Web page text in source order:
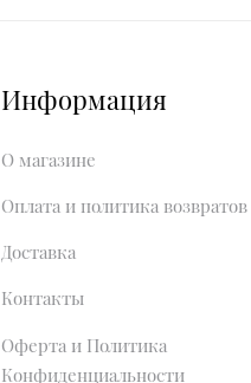
Информация
О магазине
Оплата и политика возвратов
Доставка
Контакты
Оферта и Политика
Конфиденциальности